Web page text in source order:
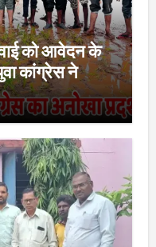
को आवेदन के
कांग्रेस ने